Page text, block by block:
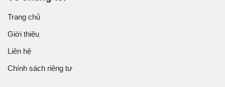
Trang chủ
Giới thiệu
Liên hệ
Chính sách riêng tư